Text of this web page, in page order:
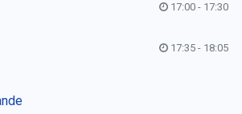
17:00 - 17:30
17:35 - 18:05